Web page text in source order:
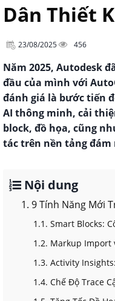
Dân Thiết
23/08/2025 456
Năm 2025, Autodesk
đầu của mình với
đánh giá là bước tiến
AI thông minh, cải
block, đồ họa, cũng
tác trên nền tảng đám
Nội dung
1. 9 Tính Năng Mới
1.1. Smart Blocks:
1.2. Markup Import
1.3. Activity
1.4. Chế Độ Trace